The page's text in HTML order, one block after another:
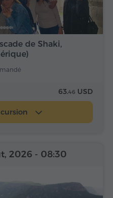
de Shaki,
63.46 USD
2026 - 08:30